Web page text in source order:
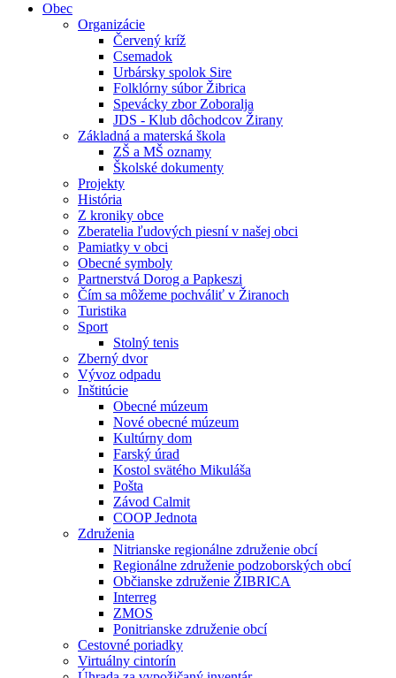
Obec
Organizácie
Červený kríž
Csemadok
Urbársky spolok Sire
Folklórny súbor Žibrica
Spevácky zbor Zoboralja
JDS - Klub dôchodcov Žirany
Základná a materská škola
ZŠ a MŠ oznamy
Školské dokumenty
Projekty
História
Z kroniky obce
Zberatelia ľudových piesní v našej obci
Pamiatky v obci
Obecné symboly
Partnerstvá Dorog a Papkeszi
Čím sa môžeme pochváliť v Žiranoch
Turistika
Sport
Stolný tenis
Zberný dvor
Vývoz odpadu
Inštitúcie
Obecné múzeum
Nové obecné múzeum
Kultúrny dom
Farský úrad
Kostol svätého Mikuláša
Pošta
Závod Calmit
COOP Jednota
Združenia
Nitrianske regionálne združenie obcí
Regionálne združenie podzoborských obcí
Občianske združenie ŽIBRICA
Interreg
ZMOS
Ponitrianske združenie obcí
Cestovné poriadky
Virtuálny cintorín